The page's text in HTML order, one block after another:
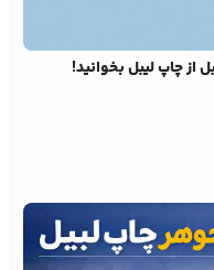
از چاپ لیبل بخوانید!